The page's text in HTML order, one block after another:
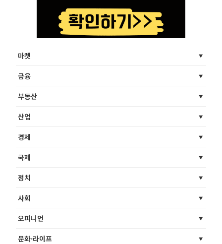
마켓
금융
부동산
산업
경제
국제
정치
사회
오피니언
문화·라이프